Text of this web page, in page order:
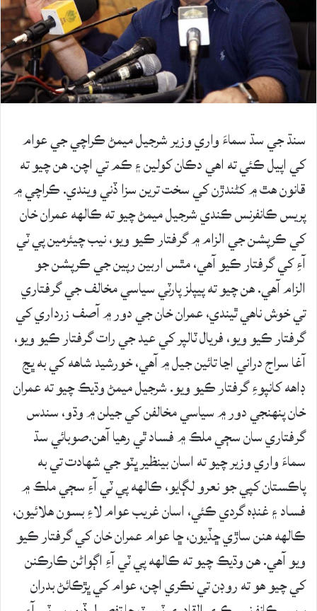
سنڌ جي سڌ سماءَ واري وزير شرجيل ميمڻ ڪراچي جي عوام
کي اپيل ڪئي ته اهي دڪان کولين ۽ ڪم تي اچن. هن چيو ته
قانون هٿ ۾ کڻندڙن کي سخت ترين سزا ڏني ويندي. ڪراچي ۾
پريس ڪانفرنس ڪندي شرجيل ميمڻ چيو ته ڪالهه عمران خان
کي ڪرپشن جي الزام ۾ گرفتار ڪيو ويو، نيب چيئرمين پي ٽي
آءِ کي گرفتار ڪيو آهي، مٿس اربين رپين جي ڪرپشن جو
الزام آهي. هن چيو ته پيپلز پارٽي سياسي مخالف جي گرفتاري
تي خوش ناهي ٿيندي، عمران خان جي دور ۾ آصف زرداري کي
گرفتار ڪيو ويو، فريال ٽالپر کي عيد جي رات گرفتار ڪيو ويو،
آغا سراج دراني اڃا تائين جيل ۾ آهي، خورشيد شاهه کي به ڀڃ
ڊاهه کانپوءِ گرفتار ڪيو ويو. شرجيل ميمڻ وڌيڪ چيو ته عمران
خان پنهنجي دور ۾ سياسي مخالفن کي جيلن ۾ وڌو، سندس
گرفتاري سان سڄي ملڪ ۾ فساد ٿي رهيا آهن.صوبائي سڌ
سماءَ واري وزير چيو ته اسان بينظير ڀٽو جي شهادت تي به
پاڪستان کپي جو نعرو لڳايو، ڪالهه پي ٽي آءِ سڄي ملڪ ۾
فساد ۽ غنڊه گردي ڪئي، اسان غريب عوام لاءِ بسون هلائيون،
ڪالهه هنن ساڙي ڇڏيون، ڇا عوام عمران خان کي گرفتار ڪيو
ويو آهي. هن وڌيڪ چيو ته ڪالهه پي ٽي آءِ اڳواڻن ڪارڪنن
کي چيو هو ته روڊن تي نڪري اچن، عوام کي ڀڙڪائڻ بدران